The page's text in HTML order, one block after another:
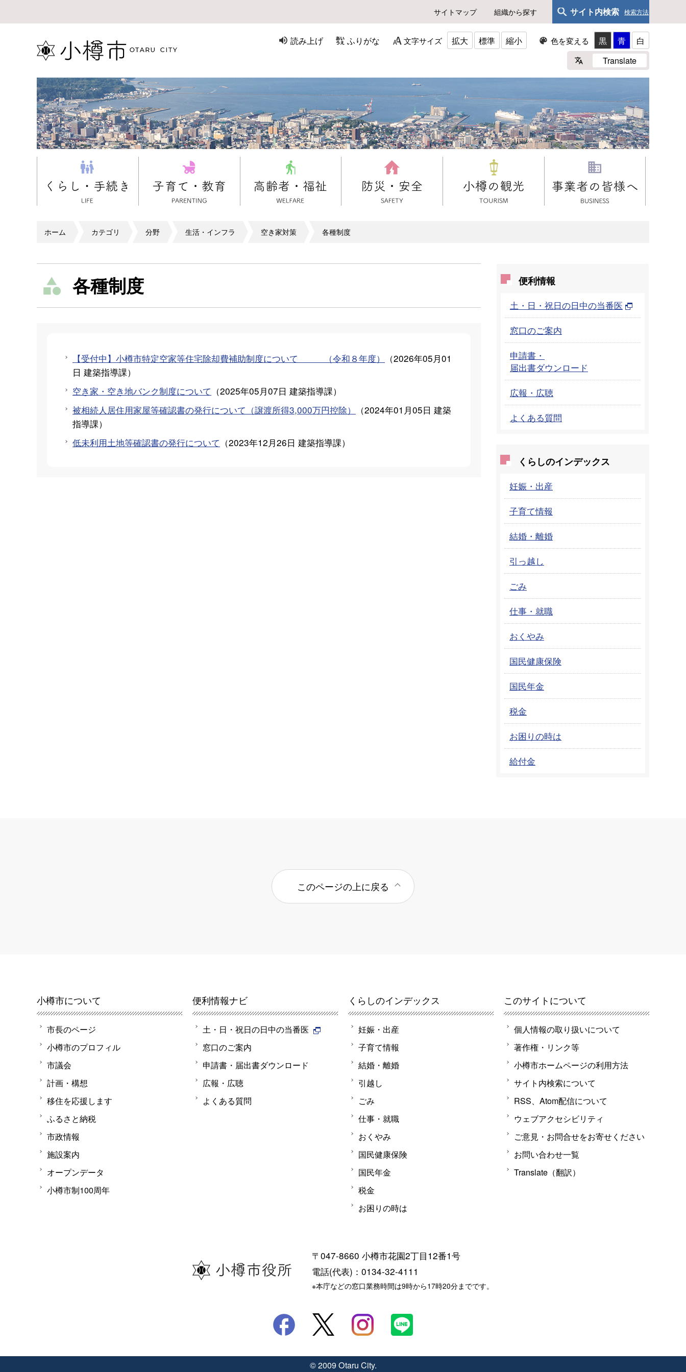
サイトマップ 組織から探す サイト内検索 検索方法
読み上げ ふりがな 文字サイズ 拡大 標準 縮小 色を変える 黒 青
白
Translate
ホーム カテゴリ 分野 生活・インフラ 空き家対策 各種制度
各種制度
【受付中】小樽市特定空家等住宅除却費補助制度について （令和８年度） （2026年05月01
日 建築指導課）
空き家・空き地バンク制度について （2025年05月07日 建築指導課）
被相続人居住用家屋等確認書の発行について（譲渡所得3,000万円控除）
（2024年01月05日 建築
指導課）
低未利用土地等確認書の発行について （2023年12月26日 建築指導課）
便利情報
土・日・祝日の日中の当番医
窓口のご案内
申請書・
届出書ダウンロード
広報・広聴
よくある質問
くらしのインデックス
妊娠・出産
子育て情報
結婚・離婚
引っ越し
ごみ
仕事・就職
おくやみ
国民健康保険
国民年金
税金
お困りの時は
給付金
このページの上に戻る
小樽市について
市長のページ
小樽市のプロフィル
市議会
計画・構想
移住を応援します
ふるさと納税
市政情報
施設案内
オープンデータ
小樽市制100周年
便利情報ナビ
土・日・祝日の日中の当番医
窓口のご案内
申請書・届出書ダウンロード
広報・広聴
よくある質問
くらしのインデックス
妊娠・出産
子育て情報
結婚・離婚
引越し
ごみ
仕事・就職
おくやみ
国民健康保険
国民年金
税金
お困りの時は
このサイトについて
個人情報の取り扱いについて
著作権・リンク等
小樽市ホームページの利用方法
サイト内検索について
RSS、Atom配信について
ウェブアクセシビリティ
ご意見・お問合せをお寄せください
お問い合わせ一覧
Translate（翻訳）
〒047-8660 小樽市花園2丁目12番1号
電話(代表)：0134-32-4111
※本庁などの窓口業務時間は9時から17時20分までです。
© 2009 Otaru City.